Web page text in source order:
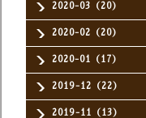
2020-03（20）
2020-02（20）
2020-01（17）
2019-12（22）
2019-11（13）